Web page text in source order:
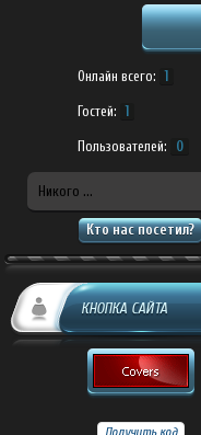
Онлайн всего: 1
Гостей: 1
Пользователей: 0
Никого ...
Кто нас посетил?
КНОПКА САЙТА